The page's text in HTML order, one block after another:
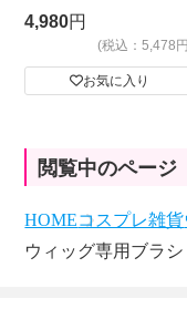
4,980円
(税込：5,478
お気に入り
閲覧中のページ
HOMEコスプレ雑貨
ウィッグ専用ブラ